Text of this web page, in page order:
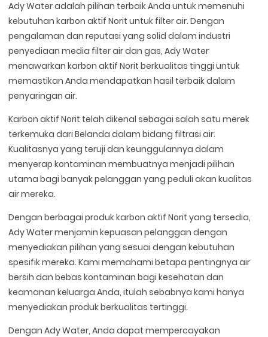
Ady Water adalah pilihan terbaik Anda untuk memenuhi
kebutuhan karbon aktif Norit untuk filter air. Dengan
pengalaman dan reputasi yang solid dalam industri
penyediaan media filter air dan gas, Ady Water
menawarkan karbon aktif Norit berkualitas tinggi untuk
memastikan Anda mendapatkan hasil terbaik dalam
penyaringan air.
Karbon aktif Norit telah dikenal sebagai salah satu merek
terkemuka dari Belanda dalam bidang filtrasi air.
Kualitasnya yang teruji dan keunggulannya dalam
menyerap kontaminan membuatnya menjadi pilihan
utama bagi banyak pelanggan yang peduli akan kualitas
air mereka.
Dengan berbagai produk karbon aktif Norit yang tersedia,
Ady Water menjamin kepuasan pelanggan dengan
menyediakan pilihan yang sesuai dengan kebutuhan
spesifik mereka. Kami memahami betapa pentingnya air
bersih dan bebas kontaminan bagi kesehatan dan
keamanan keluarga Anda, itulah sebabnya kami hanya
menyediakan produk berkualitas tertinggi.
Dengan Ady Water, Anda dapat mempercayakan